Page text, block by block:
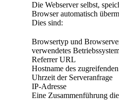
Die Webserver selbst,
Browser automatisch
Dies sind:
Browsertyp und
verwendetes
Referrer URL
Hostname des
Uhrzeit der Serveranfrage
IP-Adresse
Eine Zusammenführung